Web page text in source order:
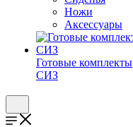
Ножи
Аксессуары
Готовые комплекты
СИЗ